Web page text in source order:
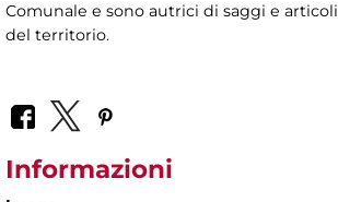
Comunale e sono autrici di saggi e
del territorio.
Informazioni